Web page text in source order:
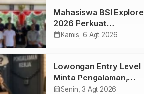
Mahasiswa BSI Explore
2026 Perkuat
Silaturahmi dengan
calendar_month Kamis, 6 Agt 2026
Lowongan Entry Level
Minta Pengalaman,
Apa Solusinya?
calendar_monthSenin, 3 Agt 2026